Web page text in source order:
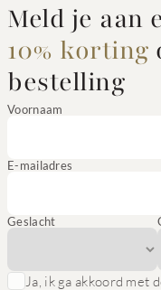
Meld je aan
10% korting
bestelling
Voornaam
E-mailadres
Geslacht
Ja, ik ga akkoord met